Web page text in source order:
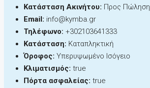
Κατάσταση Ακινήτου: Προς Πώληση
Email: info@kymba.gr
Τηλέφωνο: +302103641333
Κατάσταση: Καταπληκτική
Όροφος: Υπερυψωμένο Ισόγειο
Κλιματισμός: true
Πόρτα ασφαλείας: true